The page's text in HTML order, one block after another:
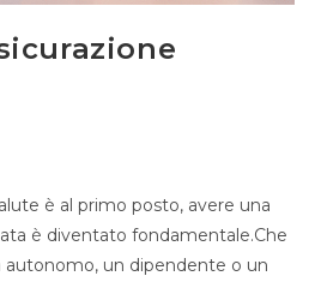
è al primo posto, avere una
è diventato fondamentale.Che
autonomo, un dipendente o un